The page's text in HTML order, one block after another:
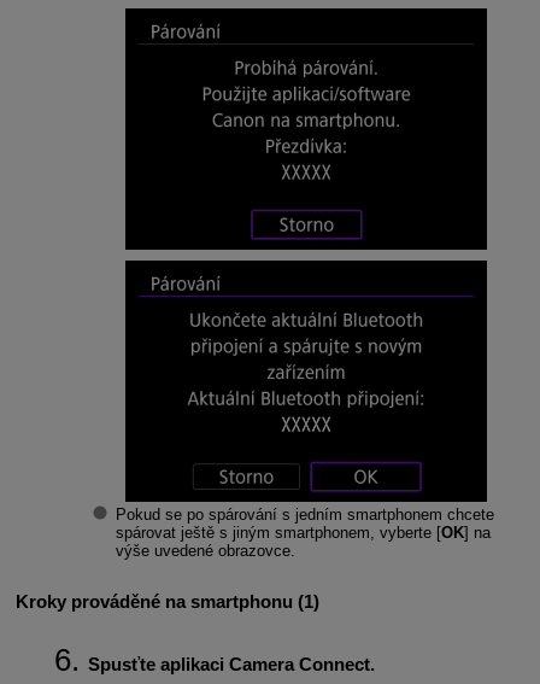
Pokud se po spárování s jedním smartphonem chcete
spárovat ještě s jiným smartphonem, vyberte [OK] na
výše uvedené obrazovce.
Kroky prováděné na smartphonu (1)
Spusťte aplikaci Camera Connect.